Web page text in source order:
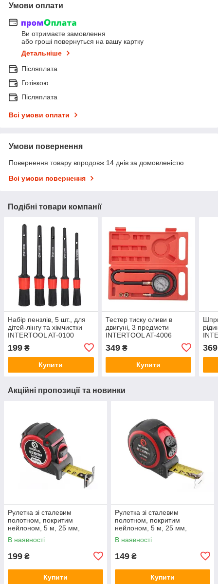
Умови оплати
Ви отримаєте замовлення
або гроші повернуться на вашу картку
Детальніше
Післяплата
Готівкою
Післяплата
Всі умови оплати
Умови повернення
Повернення товару впродовж 14 днів за домовленістю
Всі умови повернення
Подібні товари компанії
Набір пензлів, 5 шт., для
дітей-лінгу та хімчистки
INTERTOOL AT-0100
199 ₴
Купити
Тестер тиску оливи в
двигуні, 3 предмети
INTERTOOL AT-4006
349₴
Купити
369
Акційні пропозиції та новинки
Рулетка зі сталевим
полотном, покритим
нейлоном, 5 м, 25 мм,
STORM INTERTOOL MT-0845
В наявності
199 ₴
Купити
Рулетка зі сталевим
полотном, покритим
нейлоном, 5 м, 25 мм,
STORM INTERTOOL MT-0836
В наявності
149 ₴
Купити